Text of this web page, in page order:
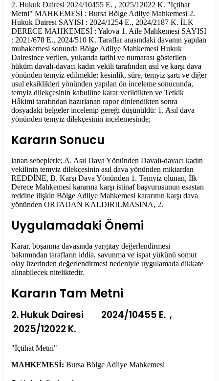
2. Hukuk Dairesi 2024/10455 E. , 2025/12022 K. "İçtihat
Metni" MAHKEMESİ : Bursa Bölge Adliye Mahkemesi 2.
Hukuk Dairesi SAYISI : 2024/1254 E., 2024/2187 K. İLK
DERECE MAHKEMESİ : Yalova 1. Aile Mahkemesi SAYISI
: 2021/678 E., 2024/510 K. Taraflar arasındaki davanın yapılan
muhakemesi sonunda Bölge Adliye Mahkemesi Hukuk
Dairesince verilen, yukarıda tarihi ve numarası gösterilen
hüküm davalı-davacı kadın vekili tarafından asıl ve karşı dava
yönünden temyiz edilmekle; kesinlik, süre, temyiz şartı ve diğer
usul eksiklikleri yönünden yapılan ön inceleme sonucunda,
temyiz dilekçesinin kabulüne karar verildikten ve Tetkik
Hâkimi tarafından hazırlanan rapor dinlendikten sonra
dosyadaki belgeler incelenip gereği düşünüldü: 1. Asıl dava
yönünden temyiz dilekçesinin incelemesinde;
Kararın Sonucu
lanan sebeplerle; A. Asıl Dava Yönünden Davalı-davacı kadın
vekilinin temyiz dilekçesinin asıl dava yönünden miktardan
REDDİNE, B. Karşı Dava Yönünden 1. Temyiz olunan, İlk
Derece Mahkemesi kararına karşı istinaf başvurusunun esastan
reddine ilişkin Bölge Adliye Mahkemesi kararının karşı dava
yönünden ORTADAN KALDIRILMASINA, 2.
Uygulamadaki Önemi
Karar, boşanma davasında yargıtay değerlendirmesi
bakımından tarafların iddia, savunma ve ispat yükünü somut
olay üzerinden değerlendirmesi nedeniyle uygulamada dikkate
alınabilecek niteliktedir.
Kararın Tam Metni
2. Hukuk Dairesi 2024/10455 E. ,
2025/12022 K.
"İçtihat Metni"
MAHKEMESİ: Bursa Bölge Adliye Mahkemesi